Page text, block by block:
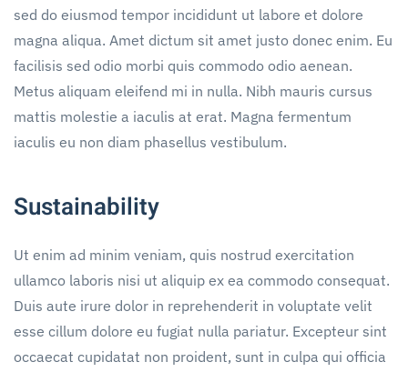
sed do eiusmod tempor incididunt ut labore et dolore
magna aliqua. Amet dictum sit amet justo donec enim. Eu
facilisis sed odio morbi quis commodo odio aenean.
Metus aliquam eleifend mi in nulla. Nibh mauris cursus
mattis molestie a iaculis at erat. Magna fermentum
iaculis eu non diam phasellus vestibulum.
Sustainability
Ut enim ad minim veniam, quis nostrud exercitation
ullamco laboris nisi ut aliquip ex ea commodo consequat.
Duis aute irure dolor in reprehenderit in voluptate velit
esse cillum dolore eu fugiat nulla pariatur. Excepteur sint
occaecat cupidatat non proident, sunt in culpa qui officia